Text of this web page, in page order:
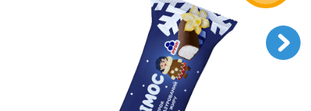
АКЦІЇ
ПРЕС-ЦЕНТР
ХОРЕКА
Тендерні закупівлі